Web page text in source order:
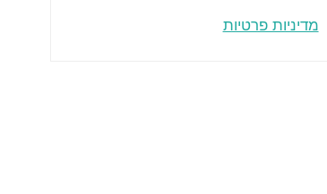
מדיניות פרטיות